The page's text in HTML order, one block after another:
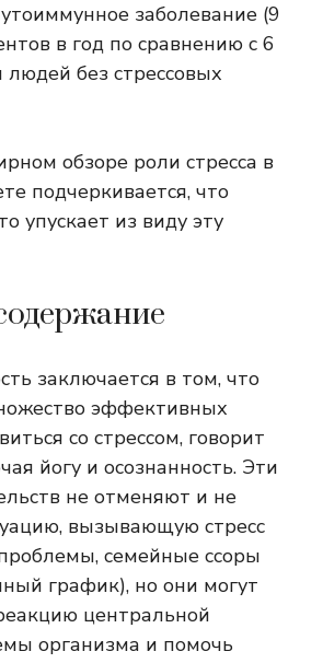
заболевание (9
в год по сравнению с 6
без стрессовых
обзоре роли стресса в
подчеркивается, что
упускает из виду эту
заключается в том, что
эффективных
со стрессом, говорит
йогу и осознанность. Эти
не отменяют и не
вызывающую стресс
семейные ссоры
график), но они могут
центральной
организма и помочь